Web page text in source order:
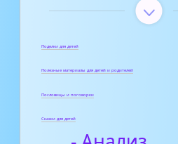
Поделки для детей
Полезные материалы для детей и родителей
Пословицы и поговорки
Сказки для детей